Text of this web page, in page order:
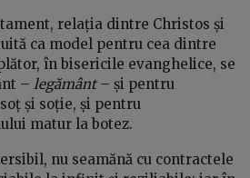
relația dintre Christos și
ca model pentru cea dintre
în bisericile evanghelice, se
– legământ– și pentru
și soție, și pentru
matur la botez.
nu seamănă cu contractele